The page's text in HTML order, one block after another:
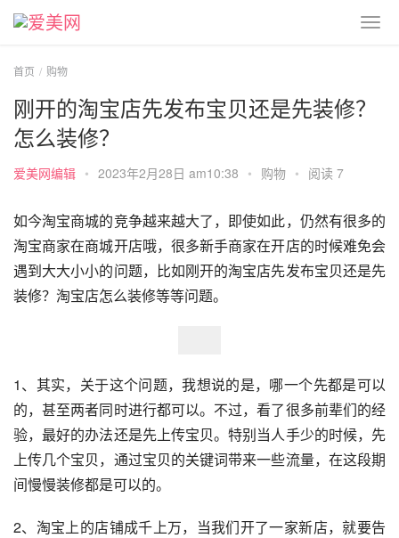
首页 购物
刚开的淘宝店先发布宝贝还是先装修？
怎么装修？
爱美网编辑 • 2023年2月28日 am10:38 • 购物 • 阅读 7
如今淘宝商城的竞争越来越大了，即使如此，仍然有很多的
淘宝商家在商城开店哦，很多新手商家在开店的时候难免会
遇到大大小小的问题，比如刚开的淘宝店先发布宝贝还是先
装修？淘宝店怎么装修等等问题。
1、其实，关于这个问题，我想说的是，哪一个先都是可以
的，甚至两者同时进行都可以。不过，看了很多前辈们的经
验，最好的办法还是先上传宝贝。特别当人手少的时候，先
上传几个宝贝，通过宝贝的关键词带来一些流量，在这段期
间慢慢装修都是可以的。
2、淘宝上的店铺成千上万，当我们开了一家新店，就要告